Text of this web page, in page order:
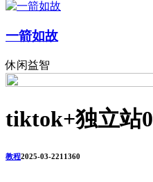
一箭如故
休闲益智
tiktok+独立站
教程2025-03-2211360